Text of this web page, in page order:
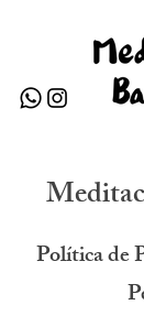
Política de